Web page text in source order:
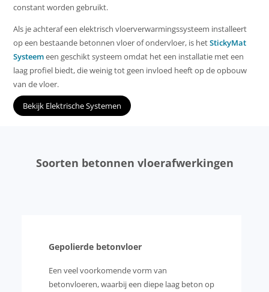
constant worden gebruikt.
Als je achteraf een elektrisch vloerverwarmingssysteem installeert
op een bestaande betonnen vloer of ondervloer, is hetStickyMat
Systeemeen geschikt systeem omdat het een installatie met een
laag profiel biedt, die weinig tot geen invloed heeft op de opbouw
van de vloer.
Bekijk Elektrische Systemen
Soorten betonnen vloerafwerkingen
Gepolierde betonvloer
Een veel voorkomende vorm van
betonvloeren, waarbij een diepe laag beton op